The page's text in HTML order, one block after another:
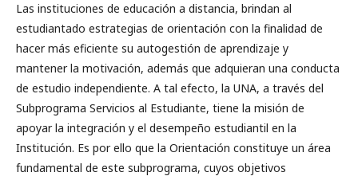
Las instituciones de educación a distancia, brindan al
estudiantado estrategias de orientación con la finalidad de
hacer más eficiente su autogestión de aprendizaje y
mantener la motivación, además que adquieran una conducta
de estudio independiente. A tal efecto, la UNA, a través del
Subprograma Servicios al Estudiante, tiene la misión de
apoyar la integración y el desempeño estudiantil en la
Institución. Es por ello que la Orientación constituye un área
fundamental de este subprograma, cuyos objetivos